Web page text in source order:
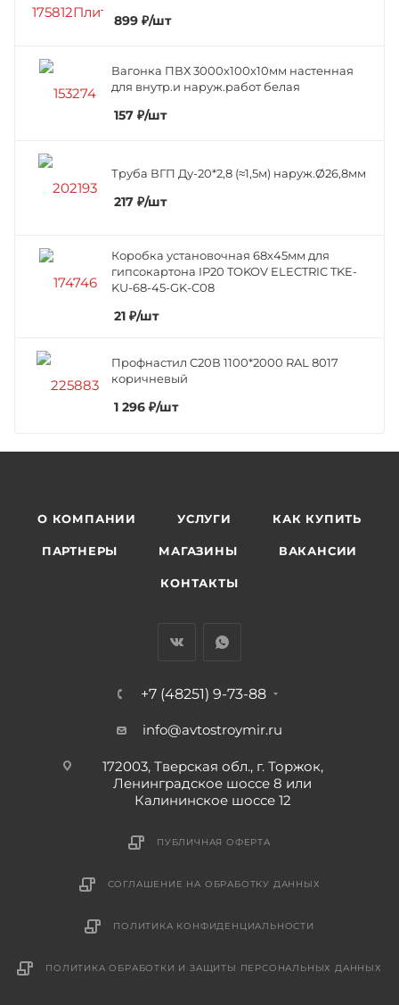
899 ₽/шт
Вагонка ПВХ 3000х100х10мм настенная
для внутр.и наруж.работ белая
157 ₽/шт
Труба ВГП Ду-20*2,8 (≈1,5м) наруж.Ø26,8мм
217 ₽/шт
Коробка установочная 68х45мм для
гипсокартона IP20 TOKOV ELECTRIC TKE-
KU-68-45-GK-C08
21 ₽/шт
Профнастил C20В 1100*2000 RAL 8017
коричневый
1 296 ₽/шт
О КОМПАНИИ УСЛУГИ КАК КУПИТЬ
ПАРТНЕРЫ МАГАЗИНЫ ВАКАНСИИ
КОНТАКТЫ
+7 (48251) 9-73-88
info@avtostroymir.ru
172003, Тверская обл., г. Торжок,
Ленинградское шоссе 8 или
Калининское шоссе 12
ПУБЛИЧНАЯ ОФЕРТА
СОГЛАШЕНИЕ НА ОБРАБОТКУ ДАННЫХ
ПОЛИТИКА КОНФИДЕНЦИАЛЬНОСТИ
ПОЛИТИКА ОБРАБОТКИ И ЗАЩИТЫ ПЕРСОНАЛЬНЫХ ДАННЫХ